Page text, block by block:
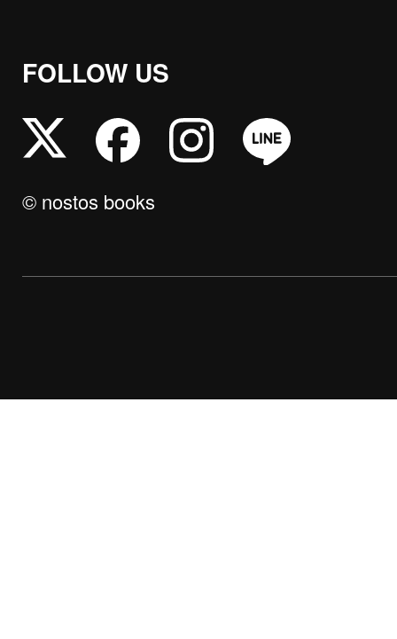
FOLLOW US
© nostos books